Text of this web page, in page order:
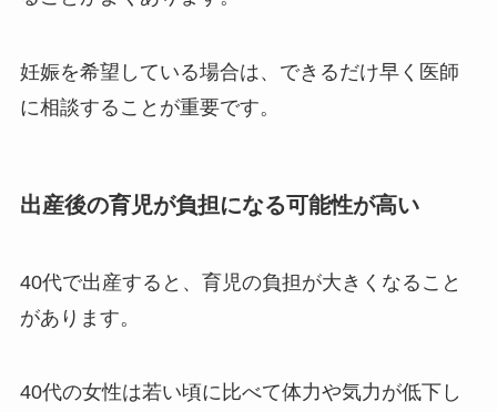
妊娠を希望している場合は、できるだけ早く医師
に相談することが重要です。
出産後の育児が負担になる可能性が高い
40代で出産すると、育児の負担が大きくなること
があります。
40代の女性は若い頃に比べて体力や気力が低下し